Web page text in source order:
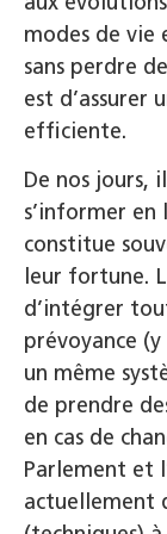
modes de vie
sans perdre
est d’assurer
efficiente.
De nos jours,
s’informer en
constitue
leur fortune.
d’intégrer
prévoyance
un même
de prendre
en cas de
Parlement et
actuellement